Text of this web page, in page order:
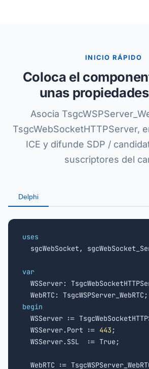
INICIO RÁPIDO
Coloca el
unas
Asocia
TsgcWebSocketHTTPServer,
ICE y difunde SDP /
suscriptores del
Delphi
uses
sgcWebSocket,
var
WSServer:
begin
WSServer :=
  WSServer.Port :=
443 ;
  WSServer.SSL  := True;
WebRTC :=